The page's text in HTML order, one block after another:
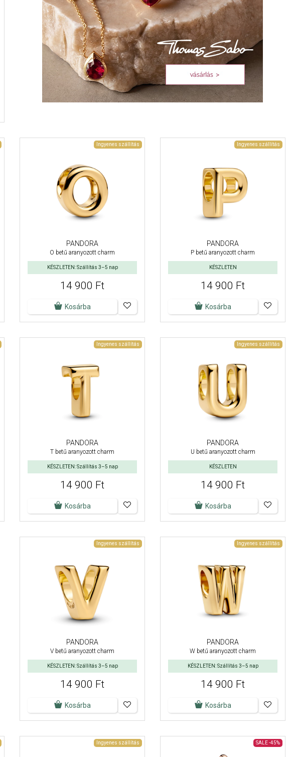
Ingyenes szállítás
PANDORA
O betű aranyozott charm
KÉSZLETEN: Szállítás 3–5 nap
14 900 Ft
Kosárba
Ingyenes szállítás
PANDORA
P betű aranyozott charm
KÉSZLETEN
14 900 Ft
Kosárba
Ingyenes szállítás
PANDORA
T betű aranyozott charm
KÉSZLETEN: Szállítás 3–5 nap
14 900 Ft
Kosárba
Ingyenes szállítás
PANDORA
U betű aranyozott charm
KÉSZLETEN
14 900 Ft
Kosárba
Ingyenes szállítás
PANDORA
V betű aranyozott charm
KÉSZLETEN: Szállítás 3–5 nap
14 900 Ft
Kosárba
Ingyenes szállítás
PANDORA
W betű aranyozott charm
KÉSZLETEN: Szállítás 3–5 nap
14 900 Ft
Kosárba
Ingyenes szállítás SALE-45%